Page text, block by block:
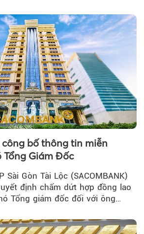
công bố thông tin miễn
Tổng Giám Đốc
Sài Gòn Tài Lộc (SACOMBANK)
định chấm dứt hợp đồng lao
Tổng giám đốc đối với ông